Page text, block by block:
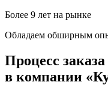
Более 9 лет на рынке
Обладаем обширным
Процесс
в компании